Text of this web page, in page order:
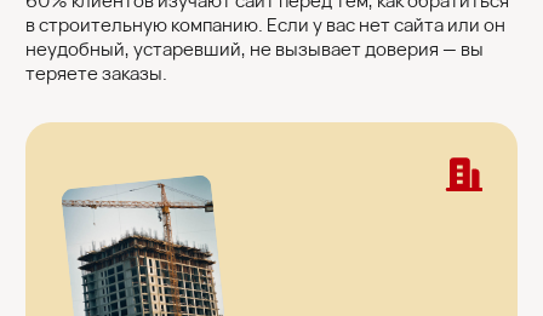
ЧАСТНЫХ ДОМОВ
привлекать клиентов через SEO и рекламу,
а также эффективнее работать
с «сарафаном».